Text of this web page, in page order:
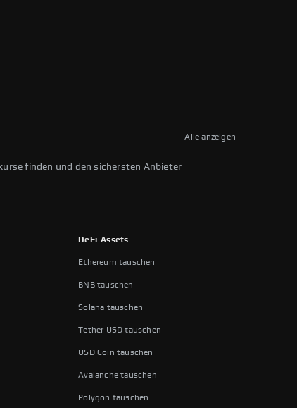
Alle anzeigen
finden und den sichersten Anbieter
DeFi-Assets
Ethereum tauschen
BNB tauschen
Solana tauschen
Tether USD tauschen
USD Coin tauschen
Avalanche tauschen
Polygon tauschen